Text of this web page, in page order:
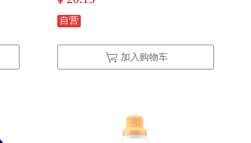
自营
加入购物车